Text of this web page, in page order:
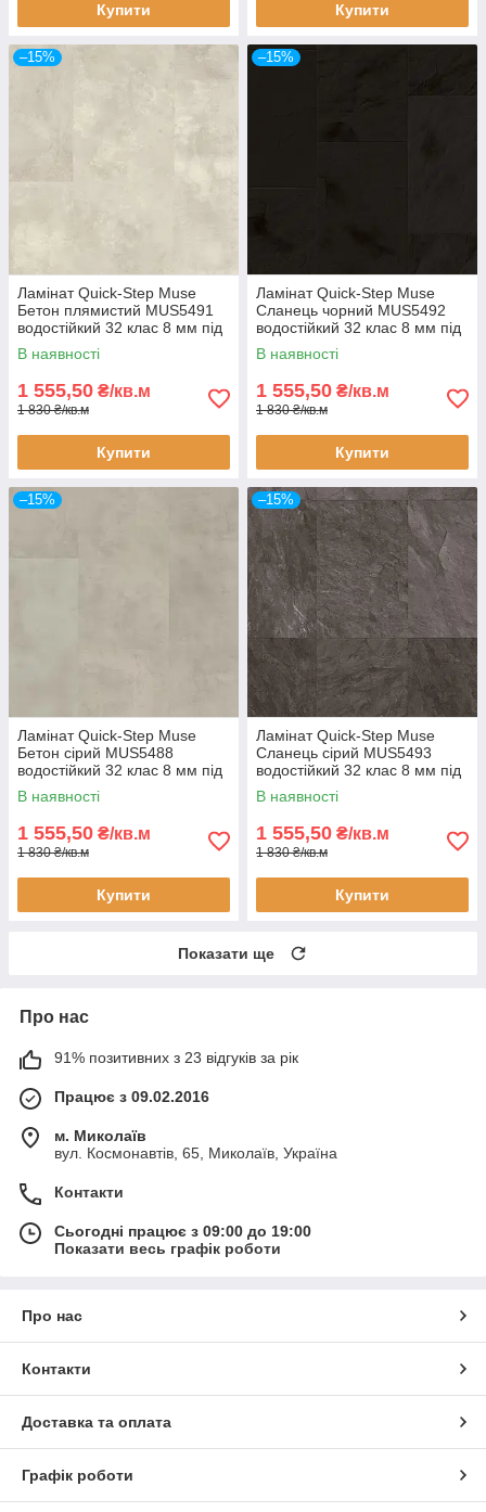
Купити Купити
–15%
Ламінат Quick-Step Muse
Бетон плямистий MUS5491
водостійкий 32 клас 8 мм під
камінь з фаскою
В наявності
1 555,50 ₴/кв.м
1 830 ₴/кв.м
Купити
–15%
Ламінат Quick-Step Muse
Сланець чорний MUS5492
водостійкий 32 клас 8 мм під
камінь з фаскою
В наявності
1 555,50 ₴/кв.м
1 830 ₴/кв.м
Купити
–15%
Ламінат Quick-Step Muse
Бетон сірий MUS5488
водостійкий 32 клас 8 мм під
камінь з фаскою
В наявності
1 555,50 ₴/кв.м
1 830 ₴/кв.м
Купити
–15%
Ламінат Quick-Step Muse
Сланець сірий MUS5493
водостійкий 32 клас 8 мм під
камінь з фаскою
В наявності
1 555,50 ₴/кв.м
1 830 ₴/кв.м
Купити
Показати ще
Про нас
91% позитивних з 23 відгуків за рік
Працює з 09.02.2016
м. Миколаїв
вул. Космонавтів, 65, Миколаїв, Україна
Контакти
Сьогодні працює з 09:00 до 19:00
Показати весь графік роботи
Про нас
Контакти
Доставка та оплата
Графік роботи